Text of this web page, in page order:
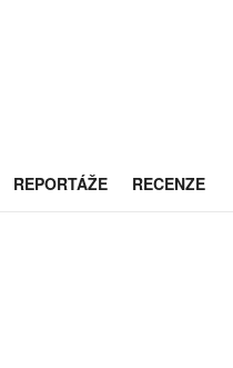
REPORTÁŽE RECENZE